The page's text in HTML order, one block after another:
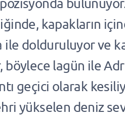
kapakların
ile dolduruluyor ve
böylece lagün ile
geçici olarak
yükselen deniz